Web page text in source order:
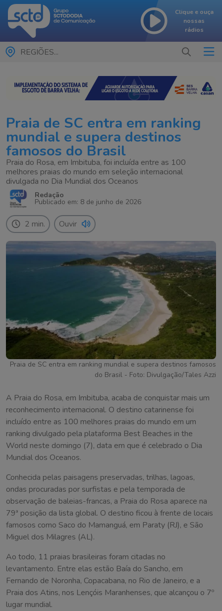
Clique e ouça
nossas
rádios
REGIÕES...
Praia de SC entra em ranking
mundial e supera destinos
famosos do Brasil
Praia do Rosa, em Imbituba, foi incluída entre as 100
melhores praias do mundo em seleção internacional
divulgada no Dia Mundial dos Oceanos
Redação
Publicado em: 8 de junho de 2026
2 min. Ouvir
Praia de SC entra em ranking mundial e supera destinos famosos
do Brasil - Foto: Divulgação/Tales Azzi
A Praia do Rosa, em Imbituba, acaba de conquistar mais um
reconhecimento internacional. O destino catarinense foi
incluído entre as 100 melhores praias do mundo em um
ranking divulgado pela plataforma Best Beaches in the
World neste domingo (7), data em que é celebrado o Dia
Mundial dos Oceanos.
Conhecida pelas paisagens preservadas, trilhas, lagoas,
ondas procuradas por surfistas e pela temporada de
observação de baleias-francas, a Praia do Rosa aparece na
79ª posição da lista global. O destino ficou à frente de locais
famosos como Saco do Mamanguá, em Paraty (RJ), e São
Miguel dos Milagres (AL).
Ao todo, 11 praias brasileiras foram citadas no
levantamento. Entre elas estão Baía do Sancho, em
Fernando de Noronha, Copacabana, no Rio de Janeiro, e a
Praia dos Atins, nos Lençóis Maranhenses, que alcançou o 7º
lugar mundial.